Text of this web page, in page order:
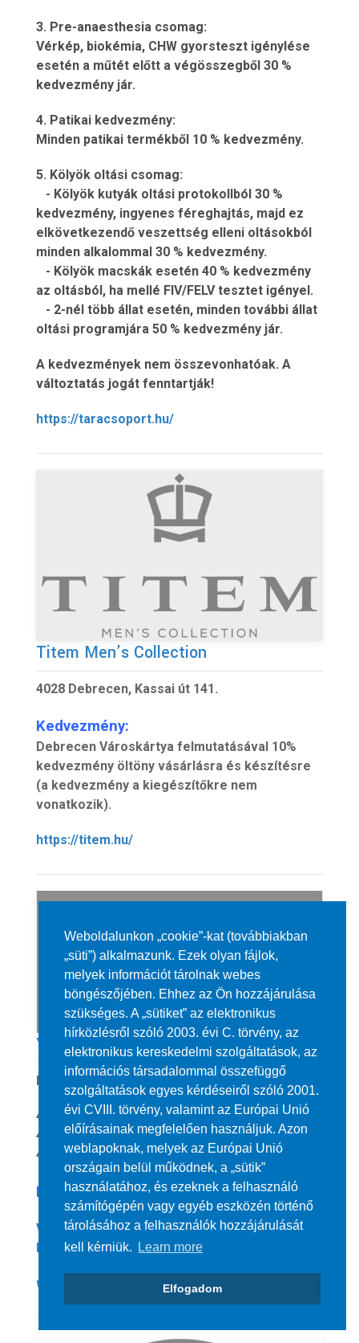
Weboldalunkon „cookie”-kat (továbbiakban
„süti”) alkalmazunk. Ezek olyan fájlok,
melyek információt tárolnak webes
böngészőjében. Ehhez az Ön hozzájárulása
szükséges. A „sütiket” az elektronikus
hírközlésről szóló 2003. évi C. törvény, az
elektronikus kereskedelmi szolgáltatások, az
információs társadalommal összefüggő
szolgáltatások egyes kérdéseiről szóló 2001.
évi CVIII. törvény, valamint az Európai Unió
előírásainak megfelelően használjuk. Azon
weblapoknak, melyek az Európai Unió
országain belül működnek, a „sütik”
használatához, és ezeknek a felhasználó
számítógépén vagy egyéb eszközén történő
tárolásához a felhasználók hozzájárulását
kell kérniük.
Learn more
Elfogadom
3. Pre-anaesthesia csomag:
Vérkép, biokémia, CHW gyorsteszt igénylése
esetén a műtét előtt a végösszegből 30 %
kedvezmény jár.
4. Patikai kedvezmény:
Minden patikai termékből 10 % kedvezmény.
5. Kölyök oltási csomag:
- Kölyök kutyák oltási protokollból 30 %
kedvezmény, ingyenes féreghajtás, majd ez
elkövetkezendő veszettség elleni oltásokból
minden alkalommal 30 % kedvezmény.
- Kölyök macskák esetén 40 % kedvezmény
az oltásból, ha mellé FIV/FELV tesztet igényel.
- 2-nél több állat esetén, minden további állat
oltási programjára 50 % kedvezmény jár.
A kedvezmények nem összevonhatóak. A
változtatás jogát fenntartják!
https://taracsoport.hu/
Titem Men’s Collection
4028 Debrecen, Kassai út 141.
Kedvezmény:
Debrecen Városkártya felmutatásával 10%
kedvezmény öltöny vásárlásra és készítésre
(a kedvezmény a kiegészítőkre nem
vonatkozik).
https://titem.hu/
YETTEL
Debreceni üzleteink:
4024 Debrecen, Kossuth utca 8.
4024 Debrecen, Csapó utca 30.
4031 Debrecen, Kishegyesi út 1-11.
Kedvezmény:
Városkártya birtokosok számára
kedvezményes flottamcsomag.
www.yettel.hu